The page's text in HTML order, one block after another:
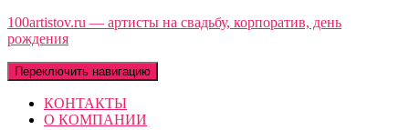
100artistov.ru — артисты на свадьбу, корпоратив, день
рождения
Переключить навигацию
КОНТАКТЫ
О КОМПАНИИ